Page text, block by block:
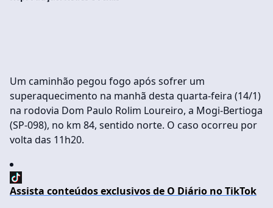
Um caminhão pegou fogo após sofrer um
superaquecimento na manhã desta quarta-feira (14/1)
na rodovia Dom Paulo Rolim Loureiro, a Mogi-Bertioga
(SP-098), no km 84, sentido norte. O caso ocorreu por
volta das 11h20.
Assista conteúdos exclusivos de O Diário no TikTok